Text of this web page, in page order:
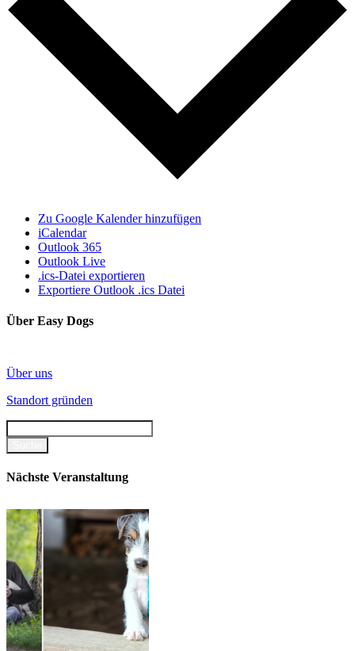
Zu Google Kalender hinzufügen
iCalendar
Outlook 365
Outlook Live
.ics-Datei exportieren
Exportiere Outlook .ics Datei
Über Easy Dogs
Über uns
Standort gründen
Nächste Veranstaltung